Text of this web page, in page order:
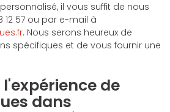
il vous suffit de nous
57 ou par e-mail à
. Nous serons heureux de
spécifiques et de vous fournir une
de
dans